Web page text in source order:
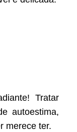
Tratar
autoestima,
merece ter.